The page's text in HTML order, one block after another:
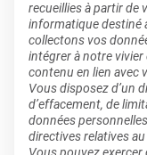
recueillies à partir de
informatique destiné
collectons vos
intégrer à notre
contenu en lien avec
Vous disposez d’un
d’effacement, de
données
directives relatives